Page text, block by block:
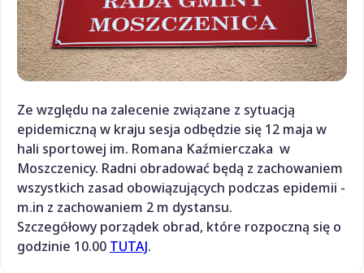
Ze względu na zalecenie związane z sytuacją
epidemiczną w kraju sesja odbędzie się 12 maja w
hali sportowej im. Romana Kaźmierczaka w
Moszczenicy. Radni obradować będą z zachowaniem
wszystkich zasad obowiązujących podczas epidemii -
m.in z zachowaniem 2 m dystansu.
Szczegółowy porządek obrad, które rozpoczną się o
godzinie 10.00 TUTAJ.